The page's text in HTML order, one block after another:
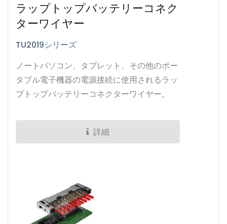
ラップトップバッテリーコネク
ターワイヤー
TU2019シリーズ
ノートパソコン、タブレット、その他のポー
タブル電子機器の電源接続に使用されるラッ
プトップバッテリーコネクターワイヤー。
詳細